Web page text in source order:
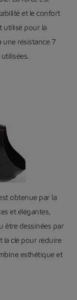
et le confort
utilisé pour la
résistance 7
obtenue par la
et élégantes,
être dessinées par
la clé pour réduire
esthétique et